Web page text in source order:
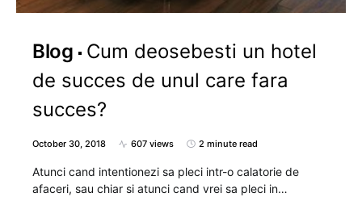
Blog
Cum deosebesti un hotel
de succes de unul care fara
succes?
October 30, 2018 607 views 2 minute read
Atunci cand intentionezi sa pleci intr-o calatorie de
afaceri, sau chiar si atunci cand vrei sa pleci in…